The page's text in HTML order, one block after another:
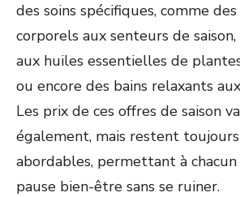
des soins spécifiques, comme
corporels aux senteurs de saison,
aux huiles essentielles de
ou encore des bains relaxants
Les prix de ces offres de saison
également, mais restent
abordables, permettant à chacun
pause bien-être sans se ruiner.